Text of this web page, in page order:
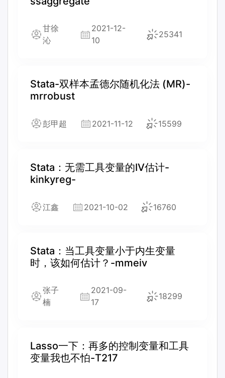
甘徐
沁
2021-12-
10
25341
Stata-双样本孟德尔随机化法 (MR)-
mrrobust
彭甲超 2021-11-12 15599
Stata：无需工具变量的IV估计-
kinkyreg-
江鑫 2021-10-02 16760
Stata：当工具变量小于内生变量
时，该如何估计？-mmeiv
张子
楠
2021-09-
17
18299
Lasso一下：再多的控制变量和工具
变量我也不怕-T217